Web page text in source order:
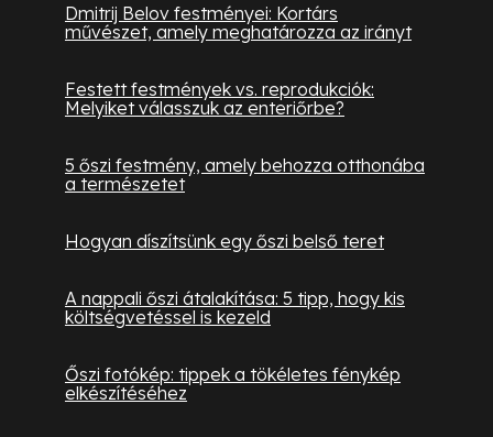
Dmitrij Belov festményei: Kortárs
művészet, amely meghatározza az irányt
Festett festmények vs. reprodukciók:
Melyiket válasszuk az enteriőrbe?
5 őszi festmény, amely behozza otthonába
a természetet
Hogyan díszítsünk egy őszi belső teret
A nappali őszi átalakítása: 5 tipp, hogy kis
költségvetéssel is kezeld
Őszi fotókép: tippek a tökéletes fénykép
elkészítéséhez